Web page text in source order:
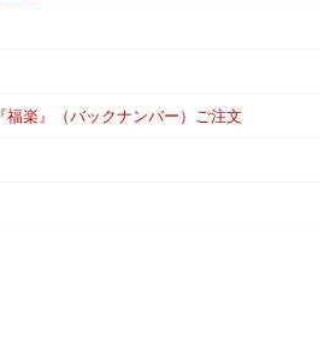
福楽』（バックナンバー）ご注文